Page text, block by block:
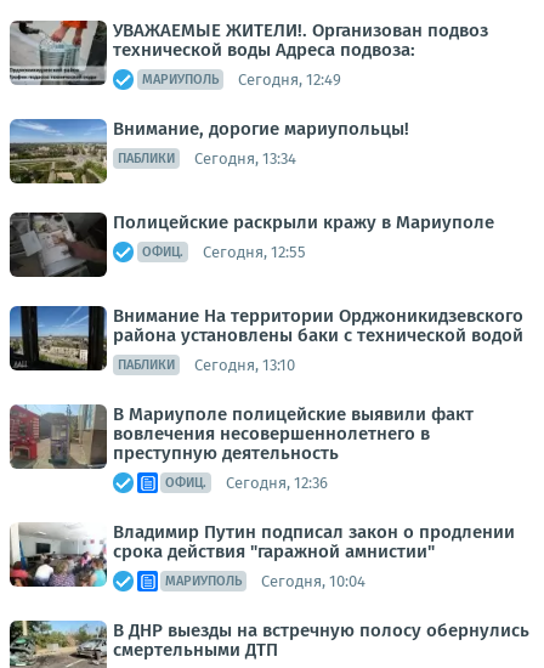
УВАЖАЕМЫЕ ЖИТЕЛИ!. Организован подвоз
технической воды Адреса подвоза:
МАРИУПОЛЬ Сегодня, 12:49
Внимание, дорогие мариупольцы!
ПАБЛИКИ Сегодня, 13:34
Полицейские раскрыли кражу в Мариуполе
ОФИЦ. Сегодня, 12:55
Внимание На территории Орджоникидзевского
района установлены баки с технической водой
ПАБЛИКИ Сегодня, 13:10
В Мариуполе полицейские выявили факт
вовлечения несовершеннолетнего в
преступную деятельность
ОФИЦ. Сегодня, 12:36
Владимир Путин подписал закон о продлении
срока действия "гаражной амнистии"
МАРИУПОЛЬ Сегодня, 10:04
В ДНР выезды на встречную полосу обернулись
смертельными ДТП